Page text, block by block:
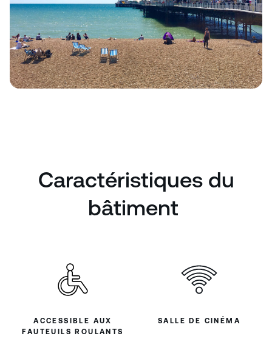
Caractéristiques du
bâtiment
ACCESSIBLE AUX
FAUTEUILS ROULANTS
SALLE DE CINÉMA